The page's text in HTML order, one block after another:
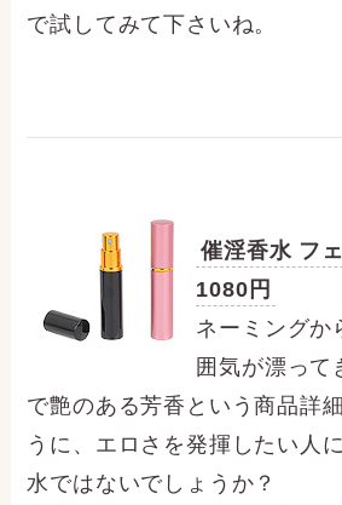
で試してみて下さいね。
催淫香水 フ
1080円
ネーミングか
囲気が漂って
で艶のある芳香という商品詳
うに、エロさを発揮したい人
水ではないでしょうか？